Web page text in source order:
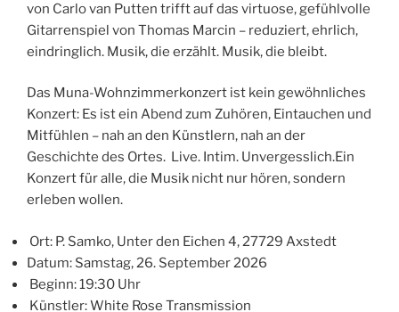
von Carlo van Putten trifft auf das virtuose, gefühlvolle
Gitarrenspiel von Thomas Marcin – reduziert, ehrlich,
eindringlich. Musik, die erzählt. Musik, die bleibt.
Das Muna-Wohnzimmerkonzert ist kein gewöhnliches
Konzert: Es ist ein Abend zum Zuhören, Eintauchen und
Mitfühlen – nah an den Künstlern, nah an der
Geschichte des Ortes. Live. Intim. Unvergesslich.Ein
Konzert für alle, die Musik nicht nur hören, sondern
erleben wollen.
Ort: P. Samko, Unter den Eichen 4, 27729 Axstedt
Datum: Samstag, 26. September 2026
Beginn: 19:30 Uhr
Künstler: White Rose Transmission